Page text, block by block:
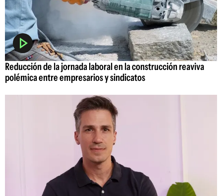
Reducción de la jornada laboral en la construcción reaviva
polémica entre empresarios y sindicatos